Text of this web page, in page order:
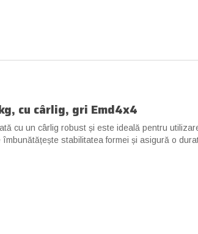
cu cârlig, gri Emd4x4
cu un cârlig robust și este ideală pentru
îmbunătățește stabilitatea formei și asigură o